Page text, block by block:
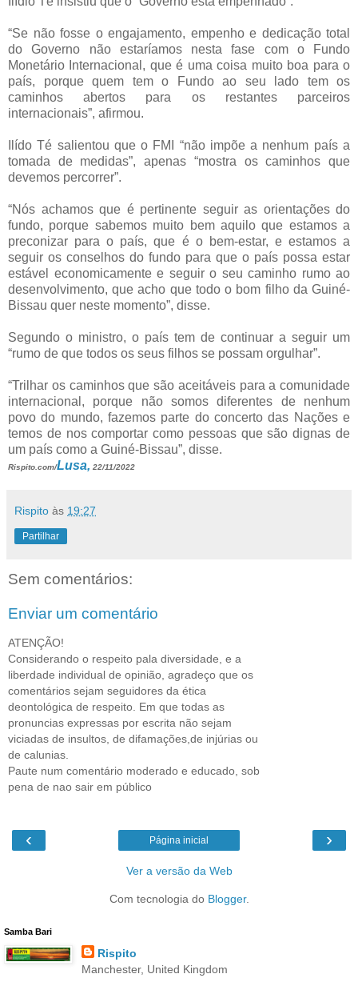
“Se não fosse o engajamento, empenho e dedicação total
do Governo não estaríamos nesta fase com o Fundo
Monetário Internacional, que é uma coisa muito boa para o
país, porque quem tem o Fundo ao seu lado tem os
caminhos abertos para os restantes parceiros
internacionais”, afirmou.
Ilído Té salientou que o FMI “não impõe a nenhum país a
tomada de medidas”, apenas “mostra os caminhos que
devemos percorrer”.
“Nós achamos que é pertinente seguir as orientações do
fundo, porque sabemos muito bem aquilo que estamos a
preconizar para o país, que é o bem-estar, e estamos a
seguir os conselhos do fundo para que o país possa estar
estável economicamente e seguir o seu caminho rumo ao
desenvolvimento, que acho que todo o bom filho da Guiné-
Bissau quer neste momento”, disse.
Segundo o ministro, o país tem de continuar a seguir um
“rumo de que todos os seus filhos se possam orgulhar”.
“Trilhar os caminhos que são aceitáveis para a comunidade
internacional, porque não somos diferentes de nenhum
povo do mundo, fazemos parte do concerto das Nações e
temos de nos comportar como pessoas que são dignas de
um país como a Guiné-Bissau”, disse.
Rispito.com/Lusa, 22/11/2022
Rispito às 19:27
Partilhar
Sem comentários:
Enviar um comentário
ATENÇÃO!
Considerando o respeito pala diversidade, e a
liberdade individual de opinião, agradeço que os
comentários sejam seguidores da ética
deontológica de respeito. Em que todas as
pronuncias expressas por escrita não sejam
viciadas de insultos, de difamações,de injúrias ou
de calunias.
Paute num comentário moderado e educado, sob
pena de nao sair em público
‹ ›
Página inicial
Ver a versão da Web
Com tecnologia do Blogger.
Samba Bari
Rispito
Manchester, United Kingdom